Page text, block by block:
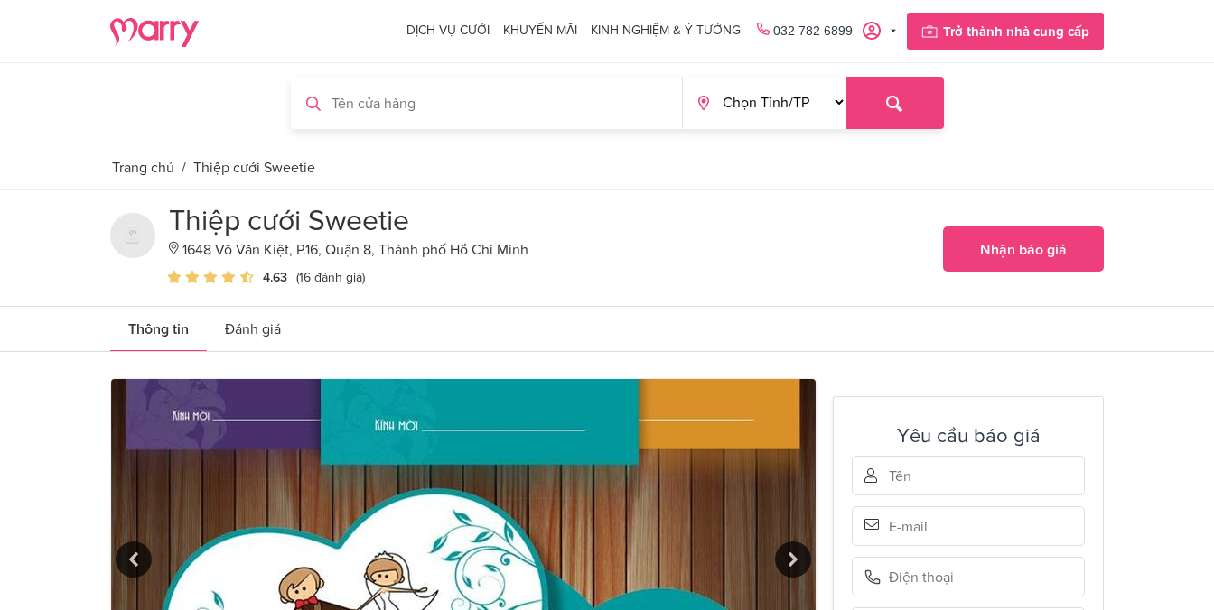
Trở thành nhà cung cấp
032 782 6899
DỊCH VỤ CƯỚI KHUYẾN MÃI KINH NGHIỆM & Ý TƯỞNG
Trang chủ / Thiệp cưới Sweetie
Thiệp cưới Sweetie
1648 Võ Văn Kiệt, P.16, Quận 8, Thành phố Hồ Chí Minh
4.63 (16 đánh giá)
Nhận báo giá
Thông tin Đánh giá
Yêu cầu báo giá